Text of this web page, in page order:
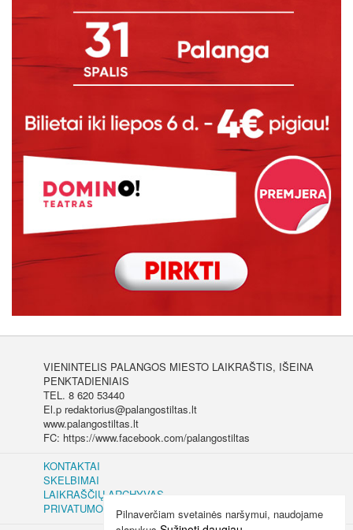
VIENINTELIS PALANGOS MIESTO LAIKRAŠTIS, IŠEINA
PENKTADIENIAIS
TEL. 8 620 53440
El.p redaktorius@palangostiltas.lt
www.palangostiltas.lt
FC: https://www.facebook.com/palangostiltas
KONTAKTAI
SKELBIMAI
LAIKRAŠČIŲ ARCHYVAS
PRIVATUMO IR SLAPUKŲ POLITIKA
Pilnaverčiam svetainės naršymui, naudojame